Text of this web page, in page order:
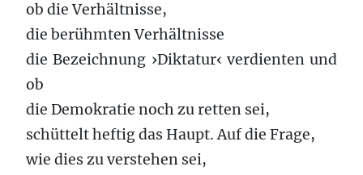
ob die Verhältnisse,
die berühmten Verhältnisse
die Bezeichnung ›Diktatur‹ verdienten und
ob
die Demokratie noch zu retten sei,
schüttelt heftig das Haupt. Auf die Frage,
wie dies zu verstehen sei,